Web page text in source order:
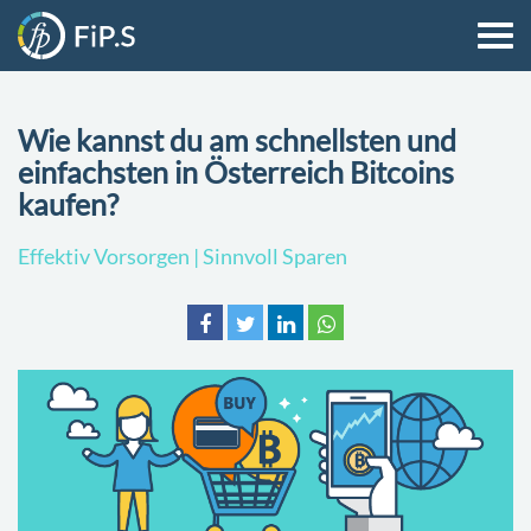
Wie kannst du am schnellsten und
einfachsten in Österreich Bitcoins
kaufen?
Effektiv Vorsorgen | Sinnvoll Sparen